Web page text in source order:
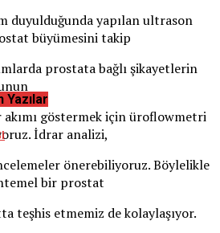
duyulduğunda yapılan ultrason
büyümesini takip
prostata bağlı şikayetlerin
akımı göstermek için üroflowmetri
İdrar analizi,
önerebiliyoruz. Böylelikle
bir prostat
teşhis etmemiz de kolaylaşıyor.